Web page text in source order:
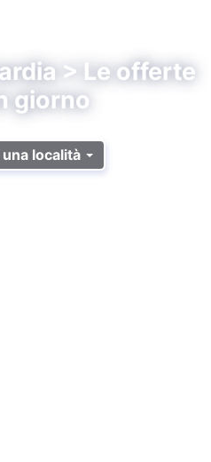
> Le offerte
giorno
località